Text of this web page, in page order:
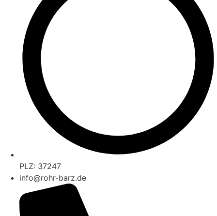
PLZ: 37247
info@rohr-barz.de